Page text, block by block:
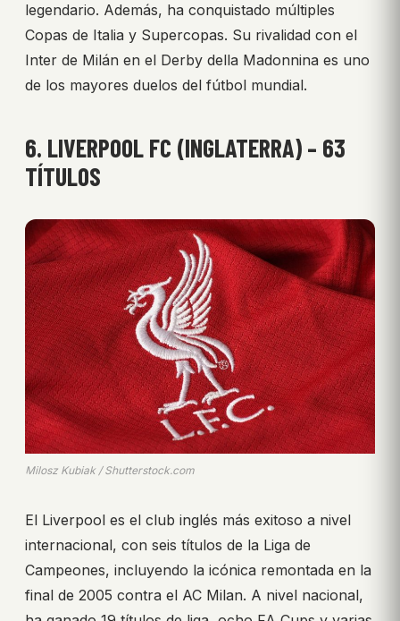
legendario. Además, ha conquistado múltiples
Copas de Italia y Supercopas. Su rivalidad con el
Inter de Milán en el Derby della Madonnina es uno
de los mayores duelos del fútbol mundial.
6. LIVERPOOL FC (INGLATERRA) – 63
TÍTULOS
Milosz Kubiak / Shutterstock.com
El Liverpool es el club inglés más exitoso a nivel
internacional, con seis títulos de la Liga de
Campeones, incluyendo la icónica remontada en la
final de 2005 contra el AC Milan. A nivel nacional,